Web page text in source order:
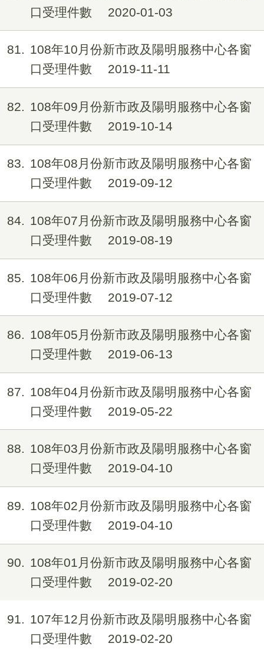
口受理件數
2020-01-03
81
108年10月份新市政及陽明服務中心各窗
口受理件數
2019-11-11
82
108年09月份新市政及陽明服務中心各窗
口受理件數
2019-10-14
83
108年08月份新市政及陽明服務中心各窗
口受理件數
2019-09-12
84
108年07月份新市政及陽明服務中心各窗
口受理件數
2019-08-19
85
108年06月份新市政及陽明服務中心各窗
口受理件數
2019-07-12
86
108年05月份新市政及陽明服務中心各窗
口受理件數
2019-06-13
87
108年04月份新市政及陽明服務中心各窗
口受理件數
2019-05-22
88
108年03月份新市政及陽明服務中心各窗
口受理件數
2019-04-10
89
108年02月份新市政及陽明服務中心各窗
口受理件數
2019-04-10
90
108年01月份新市政及陽明服務中心各窗
口受理件數
2019-02-20
91
107年12月份新市政及陽明服務中心各窗
口受理件數
2019-02-20